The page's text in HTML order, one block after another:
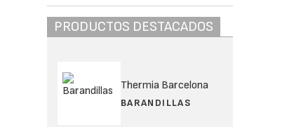
PRODUCTOS DESTACADOS
Thermia Barcelona
BARANDILLAS